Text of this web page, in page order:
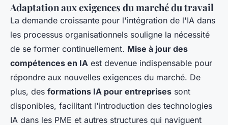
Adaptation aux exigences du marché du travail
La demande croissante pour l'intégration de l'IA dans
les processus organisationnels souligne la nécessité
de se former continuellement. Mise à jour des
compétences en IA est devenue indispensable pour
répondre aux nouvelles exigences du marché. De
plus, des formations IA pour entreprises sont
disponibles, facilitant l'introduction des technologies
IA dans les PME et autres structures qui naviguent